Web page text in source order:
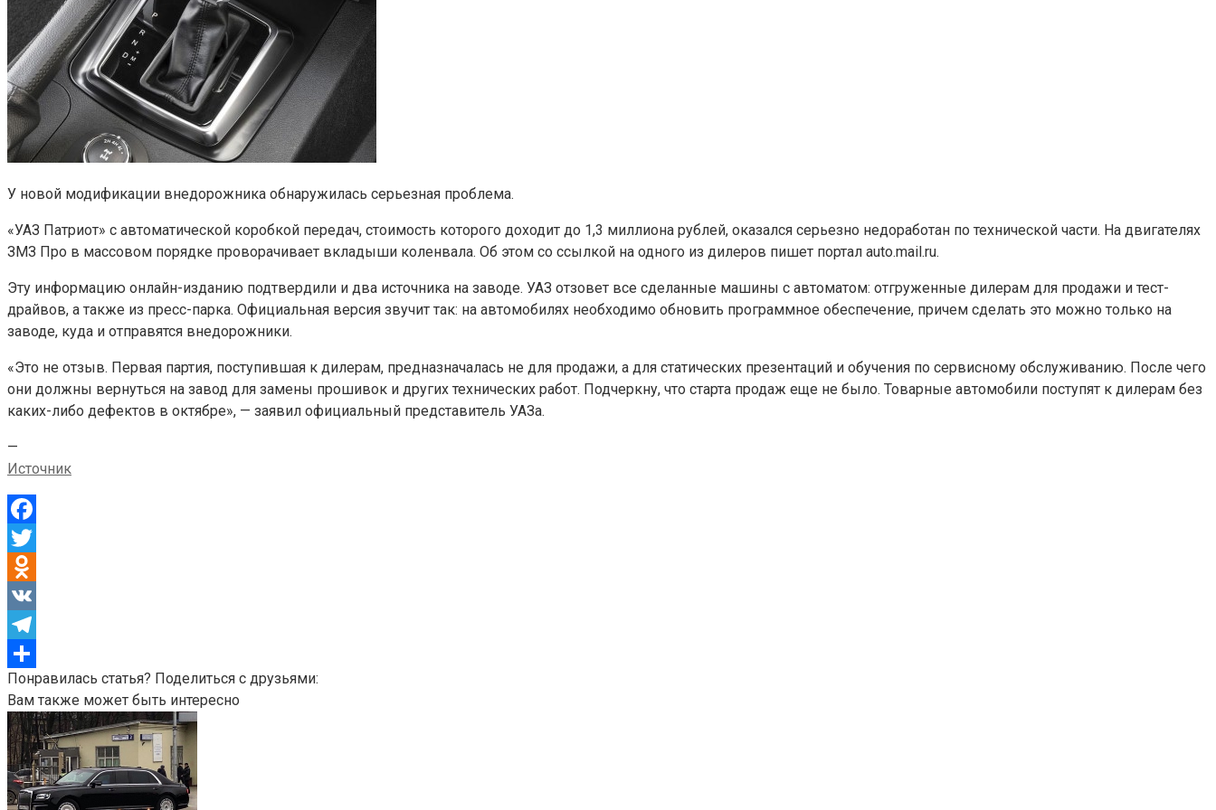
У новой модификации внедорожника обнаружилась серьезная проблема.
«УАЗ Патриот» с автоматической коробкой передач, стоимость которого доходит до 1,3 миллиона рублей, оказался серьезно недоработан по технической части. На двигателях
ЗМЗ Про в массовом порядке проворачивает вкладыши коленвала. Об этом со ссылкой на одного из дилеров пишет портал auto.mail.ru.
Эту информацию онлайн-изданию подтвердили и два источника на заводе. УАЗ отзовет все сделанные машины с автоматом: отгруженные дилерам для продажи и тест-
драйвов, а также из пресс-парка. Официальная версия звучит так: на автомобилях необходимо обновить программное обеспечение, причем сделать это можно только на
заводе, куда и отправятся внедорожники.
«Это не отзыв. Первая партия, поступившая к дилерам, предназначалась не для продажи, а для статических презентаций и обучения по сервисному обслуживанию. После чего
они должны вернуться на завод для замены прошивок и других технических работ. Подчеркну, что старта продаж еще не было. Товарные автомобили поступят к дилерам без
каких-либо дефектов в октябре», — заявил официальный представитель УАЗа.
—
Источник
Facebook
Twitter
Odnoklassniki
VK
Telegram
Отправить
Понравилась статья? Поделиться с друзьями:
Вам также может быть интересно